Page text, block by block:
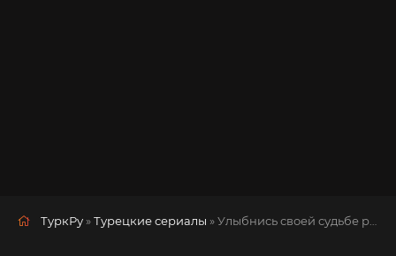
ТуркРу »Турецкие сериалы » Улыбнись своей судьбе русская озвучка смотреть полностью онлайн!